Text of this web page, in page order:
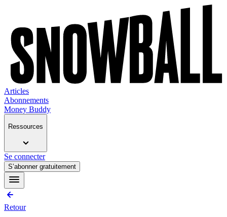
Articles
Abonnements
Money Buddy
Ressources
Se connecter
S’abonner gratuitement
Retour